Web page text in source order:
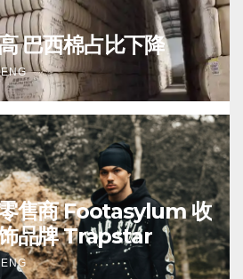
巴西棉占比下降
售商 Footasylum 收
品牌 Trapstar